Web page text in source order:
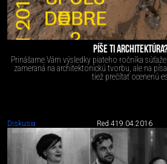
PÍŠE TI
Prinášame Vám výsledky piateho ročníka
zameraná na architektonickú tvorbu, ale na
tiež prečítať ocenenú
Diskusia Red 419.04.2016